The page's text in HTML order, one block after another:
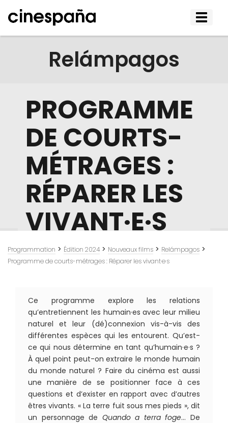
Relámpagos
PROGRAMME
DE COURTS-
MÉTRAGES :
RÉPARER LES
VIVANT·E·S
Programmation > Édition 2024 > Nouveaux films > Relámpagos >
Programme de courts-métrages : Réparer les vivant·e·s
Ce programme explore les relations
qu’entretiennent les humain·es avec leur milieu
naturel et leur (dé)connexion vis-à-vis des
différentes espèces qui les entourent. Qu’est-
ce qui nous détermine en tant qu’humain·e·s ?
À quel point peut-on extraire le monde humain
du monde naturel ? Faire du cinéma est aussi
une manière de se positionner face à ces
questions et d’exister en rapport avec d’autres
êtres vivants. « La terre fuit sous mes pieds », dit
un personnage de Quando a terra foge… De